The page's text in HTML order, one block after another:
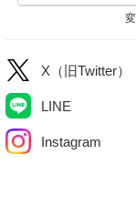
X（旧Twitter）
LINE
Instagram